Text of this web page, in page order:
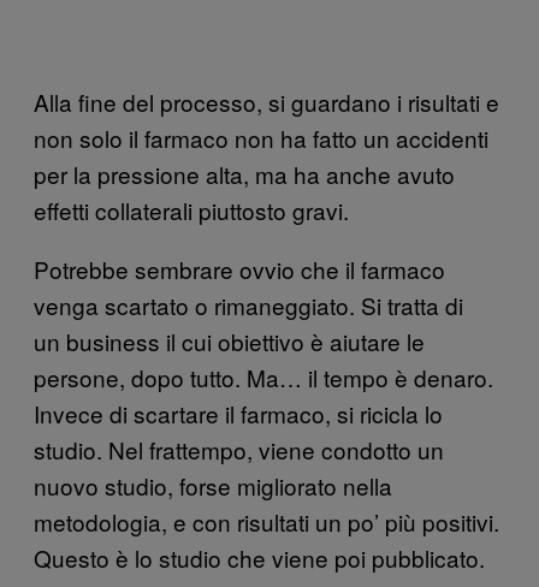
Alla fine del processo, si guardano i risultati e
non solo il farmaco non ha fatto un accidenti
per la pressione alta, ma ha anche avuto
effetti collaterali piuttosto gravi.
Potrebbe sembrare ovvio che il farmaco
venga scartato o rimaneggiato. Si tratta di
un business il cui obiettivo è aiutare le
persone, dopo tutto. Ma… il tempo è denaro.
Invece di scartare il farmaco, si ricicla lo
studio. Nel frattempo, viene condotto un
nuovo studio, forse migliorato nella
metodologia, e con risultati un po’ più positivi.
Questo è lo studio che viene poi pubblicato.